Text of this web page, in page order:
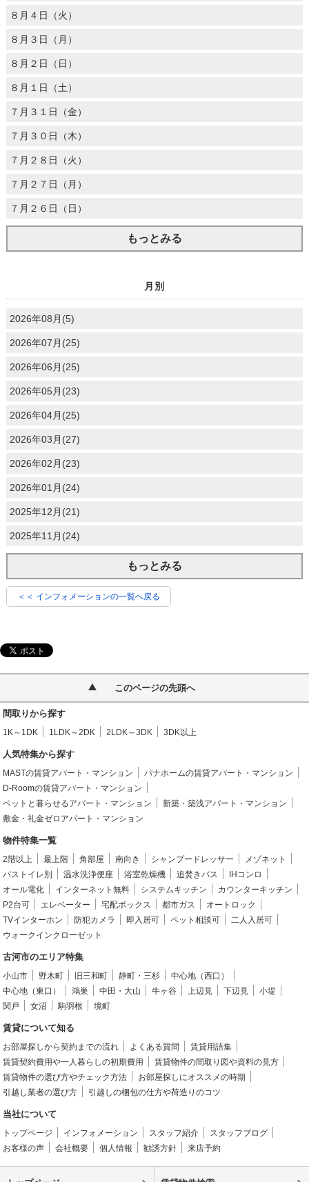
８月４日（火）
８月３日（月）
８月２日（日）
８月１日（土）
７月３１日（金）
７月３０日（木）
７月２８日（火）
７月２７日（月）
７月２６日（日）
もっとみる
月別
2026年08月(5)
2026年07月(25)
2026年06月(25)
2026年05月(23)
2026年04月(25)
2026年03月(27)
2026年02月(23)
2026年01月(24)
2025年12月(21)
2025年11月(24)
もっとみる
＜＜ インフォメーションの一覧へ戻る
このページの先頭へ
間取りから探す
1K～1DK 1LDK～2DK 2LDK～3DK 3DK以上
人気特集から探す
MASTの賃貸アパート・マンション
パナホームの賃貸アパート・マンション
D-Roomの賃貸アパート・マンション
ペットと暮らせるアパート・マンション
新築・築浅アパート・マンション
敷金・礼金ゼロアパート・マンション
物件特集一覧
2階以上 最上階 角部屋 南向き シャンプードレッサー
メゾネット
バストイレ別
温水洗浄便座 浴室乾燥機 追焚きバス
IHコンロ
オール電化
インターネット無料 システムキッチン
カウンターキッチン
P2台可
エレベーター 宅配ボックス 都市ガス
オートロック
TVインターホン
防犯カメラ 即入居可 ペット相談可
二人入居可
ウォークインクローゼット
古河市のエリア特集
小山市 野木町 旧三和町 静町・三杉
中心地（西口）
中心地（東口）
鴻巣 中田・大山 牛ヶ谷 上辺見 下辺見
小堤
関戸
女沼 駒羽根 境町
賃貸について知る
お部屋探しから契約までの流れ よくある質問
賃貸用語集
賃貸契約費用や一人暮らしの初期費用
賃貸物件の間取り図や資料の見方
賃貸物件の選び方やチェック方法
お部屋探しにオススメの時期
引越し業者の選び方
引越しの梱包の仕方や荷造りのコツ
当社について
トップページ インフォメーション スタッフ紹介
スタッフブログ
お客様の声
会社概要 個人情報 勧誘方針 来店予約